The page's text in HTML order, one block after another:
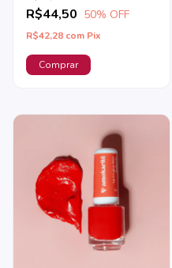
R$44,50 50% OFF
R$42,28 com Pix